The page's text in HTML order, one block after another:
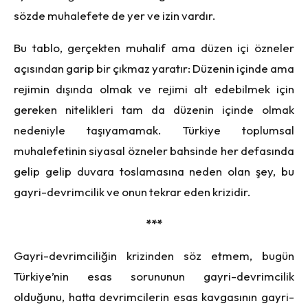
sözde muhalefete de yer ve izin vardır.
Bu tablo, gerçekten muhalif ama düzen içi özneler
açısından garip bir çıkmaz yaratır: Düzenin içinde ama
rejimin dışında olmak ve rejimi alt edebilmek için
gereken nitelikleri tam da düzenin içinde olmak
nedeniyle taşıyamamak. Türkiye toplumsal
muhalefetinin siyasal özneler bahsinde her defasında
gelip gelip duvara toslamasına neden olan şey, bu
gayri-devrimcilik ve onun tekrar eden krizidir.
***
Gayri-devrimciliğin krizinden söz etmem, bugün
Türkiye’nin esas sorununun gayri-devrimcilik
olduğunu, hatta devrimcilerin esas kavgasının gayri-